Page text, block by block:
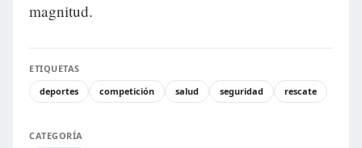
magnitud.
ETIQUETAS
deportes
competición salud seguridad rescate
CATEGORÍA